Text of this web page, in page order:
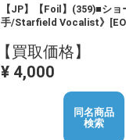
【JP】【Foil】(359)■シ
手/Starfield Vocalist》
【買取価格】
¥ 4,000
同名商品
検索